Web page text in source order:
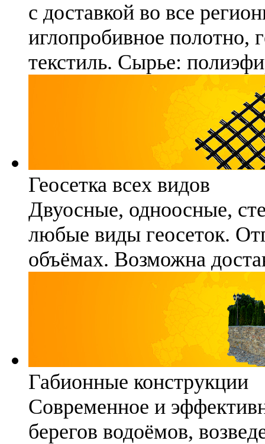
с доставкой во все
иглопробивное полотно,
текстиль. Сырье:
Геосетка всех видов
Двуосные, одноосные,
любые виды геосеток.
объёмах. Возможна
Габионные конструкции
Современное и
берегов водоёмов,